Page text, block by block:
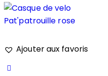
Ajouter aux favoris